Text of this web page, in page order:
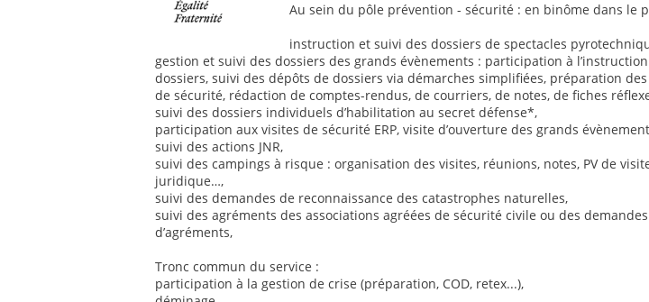
Au sein du pôle prévention - sécurité : en binôme dans le
instruction et suivi des dossiers de spectacles
gestion et suivi des dossiers des grands évènements : participation à
dossiers, suivi des dépôts de dossiers via démarches simplifiées, préparation
de sécurité, rédaction de comptes-rendus, de courriers, de notes, de fiches
suivi des dossiers individuels d’habilitation au secret défense*,
participation aux visites de sécurité ERP, visite d’ouverture des grands
suivi des actions JNR,
suivi des campings à risque : organisation des visites, réunions, notes, PV de
juridique…,
suivi des demandes de reconnaissance des catastrophes naturelles,
suivi des agréments des associations agréées de sécurité civile ou des demandes
d’agréments,
Tronc commun du service :
participation à la gestion de crise (préparation, COD, retex...),